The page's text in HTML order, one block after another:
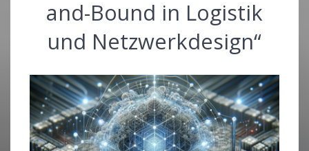
and-Bound in Logistik
und Netzwerkdesign“